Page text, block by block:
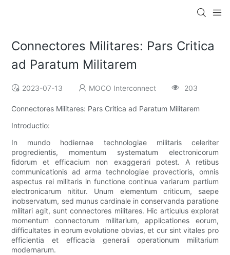
Connectores Militares: Pars Critica
ad Paratum Militarem
2023-07-13 MOCO Interconnect 203
Connectores Militares: Pars Critica ad Paratum Militarem
Introductio:
In mundo hodiernae technologiae militaris celeriter
progredientis, momentum systematum electronicorum
fidorum et efficacium non exaggerari potest. A retibus
communicationis ad arma technologiae provectioris, omnis
aspectus rei militaris in functione continua variarum partium
electronicarum nititur. Unum elementum criticum, saepe
inobservatum, sed munus cardinale in conservanda paratione
militari agit, sunt connectores militares. Hic articulus explorat
momentum connectorum militarium, applicationes eorum,
difficultates in eorum evolutione obvias, et cur sint vitales pro
efficientia et efficacia generali operationum militarium
modernarum.